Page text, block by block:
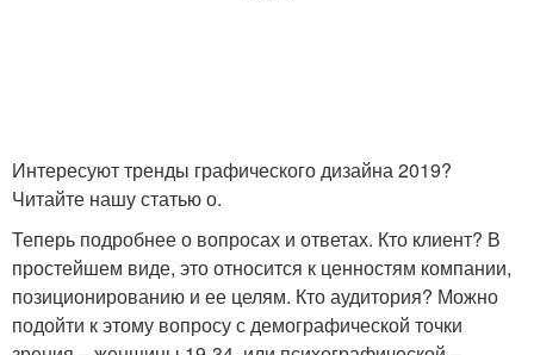
Интересуют тренды графического дизайна 2019?
Читайте нашу статью о.
Теперь подробнее о вопросах и ответах. Кто клиент? В
простейшем виде, это относится к ценностям компании,
позиционированию и ее целям. Кто аудитория? Можно
подойти к этому вопросу с демографической точки